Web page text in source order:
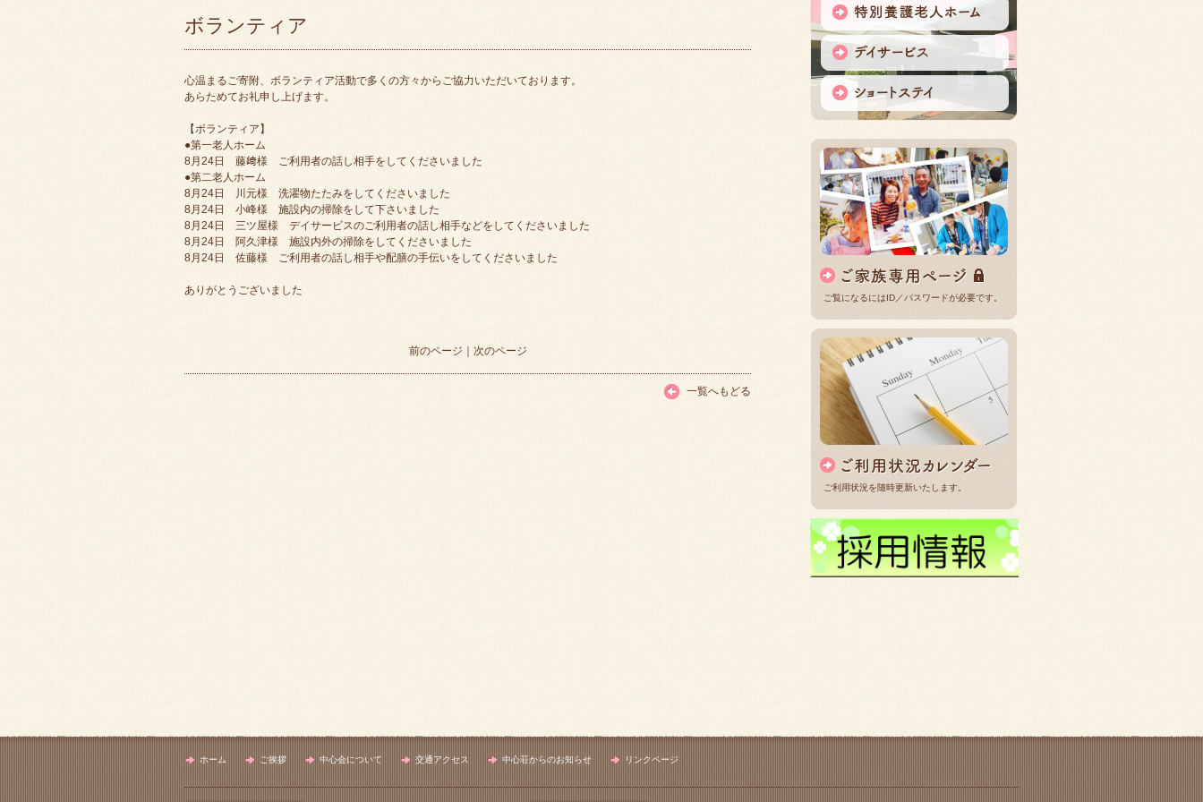
ボランティア
心温まるご寄附、ボランティア活動で多くの方々からご協力いただいております。
あらためてお礼申し上げます。
【ボランティア】
●第一老人ホーム
8月24日 藤﨑様 ご利用者の話し相手をしてくださいました
●第二老人ホーム
8月24日 川元様 洗濯物たたみをしてくださいました
8月24日 小峰様 施設内の掃除をして下さいました
8月24日 三ツ屋様 デイサービスのご利用者の話し相手などをしてくださいました
8月24日 阿久津様 施設内外の掃除をしてくださいました
8月24日 佐藤様 ご利用者の話し相手や配膳の手伝いをしてくださいました
ありがとうございました
前のページ 次のページ
一覧へもどる
ご覧になるにはID／パスワードが必要です。
ご利用状況を随時更新いたします。
ホーム ご挨拶 中心会について 交通アクセス 中心荘からのお知らせ リンクページ